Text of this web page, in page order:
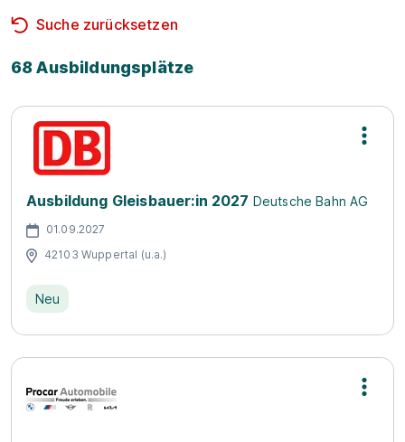
Suche zurücksetzen
68 Ausbildungsplätze
Ausbildung Gleisbauer:in 2027 Deutsche Bahn AG
01.09.2027
42103 Wuppertal (u.a.)
Neu